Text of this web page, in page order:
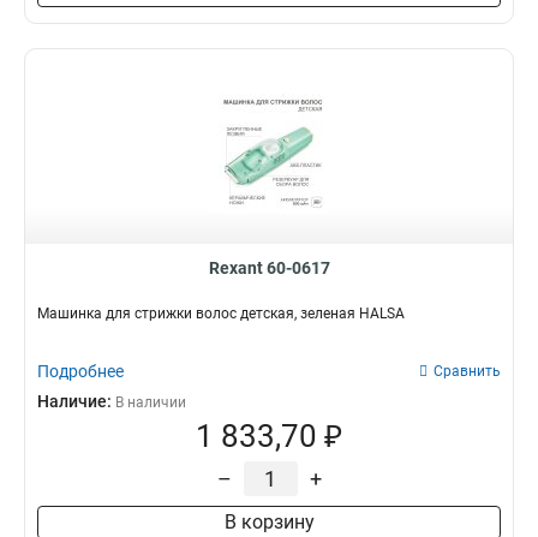
Rexant 60-0617
Машинка для стрижки волос детская, зеленая HALSA
Подробнее Сравнить
Наличие: В наличии
1 833,70 ₽
– +
В корзину